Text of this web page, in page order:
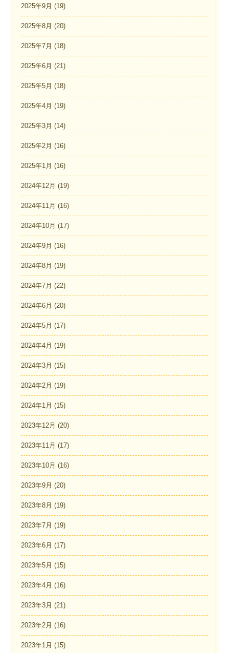
2025年9月 (19)
2025年8月 (20)
2025年7月 (18)
2025年6月 (21)
2025年5月 (18)
2025年4月 (19)
2025年3月 (14)
2025年2月 (16)
2025年1月 (16)
2024年12月 (19)
2024年11月 (16)
2024年10月 (17)
2024年9月 (16)
2024年8月 (19)
2024年7月 (22)
2024年6月 (20)
2024年5月 (17)
2024年4月 (19)
2024年3月 (15)
2024年2月 (19)
2024年1月 (15)
2023年12月 (20)
2023年11月 (17)
2023年10月 (16)
2023年9月 (20)
2023年8月 (19)
2023年7月 (19)
2023年6月 (17)
2023年5月 (15)
2023年4月 (16)
2023年3月 (21)
2023年2月 (16)
2023年1月 (15)